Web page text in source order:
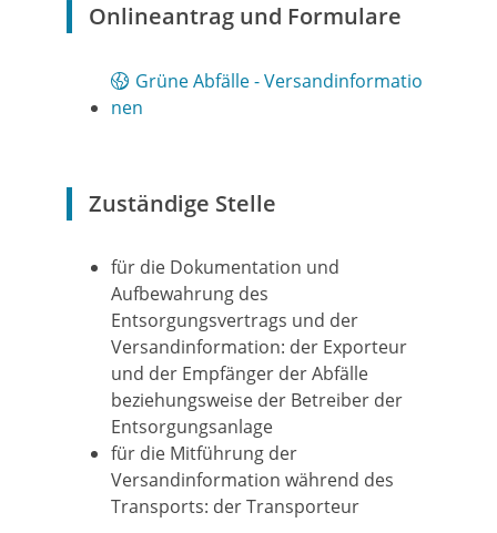
Onlineantrag und Formulare
Grüne Abfälle - Versandinformatio
nen
Zuständige Stelle
für die Dokumentation und
Aufbewahrung des
Entsorgungsvertrags und der
Versandinformation: der Exporteur
und der Empfänger der Abfälle
beziehungsweise der Betreiber der
Entsorgungsanlage
für die Mitführung der
Versandinformation während des
Transports: der Transporteur